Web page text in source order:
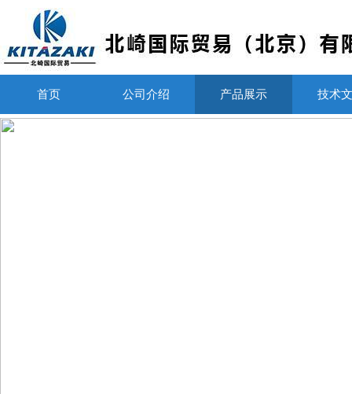
首页 公司介绍 产品展示 技术